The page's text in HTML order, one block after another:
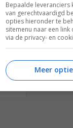
Bepaalde leveranciers
van gerechtvaardigd
opties hieronder te
sitemenu naar een
via de privacy- en
Meer